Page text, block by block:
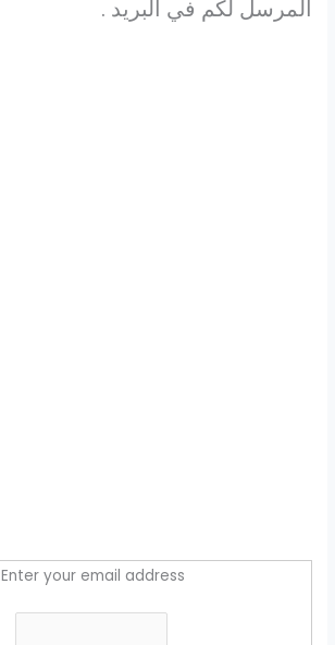
المرسل لكم في البريد .
Enter your email address: